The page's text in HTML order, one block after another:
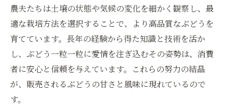
農夫たちは土壌の状態や気候の変化を細かく観察し、最
適な栽培方法を選択することで、より高品質なぶどうを
育てています。長年の経験から得た知識と技術を活か
し、ぶどう一粒一粒に愛情を注ぎ込むその姿勢は、消費
者に安心と信頼を与えています。これらの努力の結晶
が、販売されるぶどうの甘さと風味に現れているので
す。